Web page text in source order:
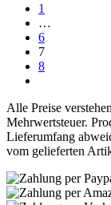
1
…
6
7
8
Alle Preise
Mehrwertsteuer.
Lieferumfang
vom gelieferten